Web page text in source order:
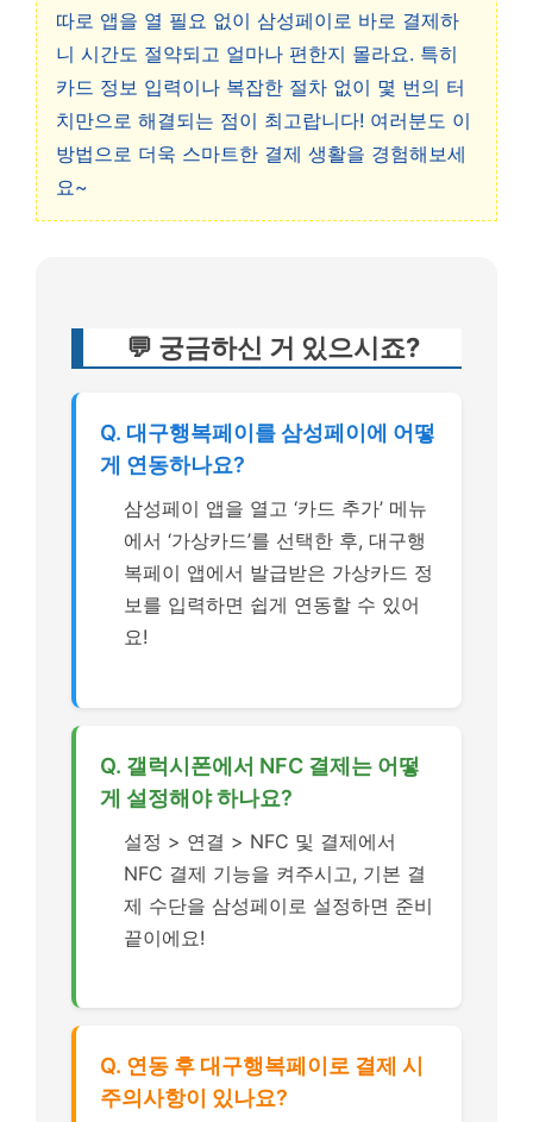
따로 앱을 열 필요 없이 삼성페이로 바로 결제하
니 시간도 절약되고 얼마나 편한지 몰라요. 특히
카드 정보 입력이나 복잡한 절차 없이 몇 번의 터
치만으로 해결되는 점이 최고랍니다! 여러분도 이
방법으로 더욱 스마트한 결제 생활을 경험해보세
요~
💬 궁금하신 거 있으시죠?
Q. 대구행복페이를 삼성페이에 어떻
게 연동하나요?
삼성페이 앱을 열고 ‘카드 추가’ 메뉴
에서 ‘가상카드’를 선택한 후, 대구행
복페이 앱에서 발급받은 가상카드 정
보를 입력하면 쉽게 연동할 수 있어
요!
Q. 갤럭시폰에서 NFC 결제는 어떻
게 설정해야 하나요?
설정 > 연결 > NFC 및 결제에서
NFC 결제 기능을 켜주시고, 기본 결
제 수단을 삼성페이로 설정하면 준비
끝이에요!
Q. 연동 후 대구행복페이로 결제 시
주의사항이 있나요?